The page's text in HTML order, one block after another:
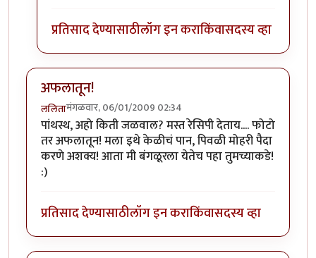
प्रतिसाद देण्यासाठीलॉग इन कराकिंवासदस्य व्हा
अफलातून!
ललितामंगळवार, 06/01/2009 02:34
पांथस्थ, अहो किती जळवाल? मस्त रेसिपी देताय.... फोटो
तर अफलातून! मला इथे केळीचं पान, पिवळी मोहरी पैदा
करणे अशक्य! आता मी बंगळूरला येतेच पहा तुमच्याकडे!
:)
प्रतिसाद देण्यासाठीलॉग इन कराकिंवासदस्य व्हा